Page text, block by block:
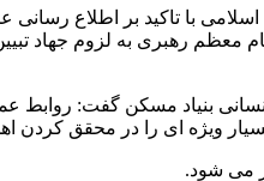
معظم رهبری به لزوم جهاد
انسانی بنیاد مسکن گفت:
ویژه ای را در محقق کردن